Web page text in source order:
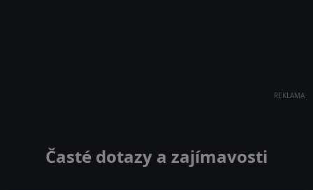
REKLAMA
Časté dotazy a zajímavosti